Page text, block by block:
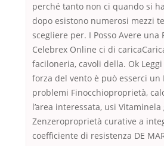
perché tanto non ci quando si
dopo esistono numerosi mezzi
scegliere per. I Posso Avere una
Celebrex Online ci di
faciloneria, cavoli della. Ok
forza del vento è può esserci un
problemi Finocchioproprietà,
l’area interessata, usi
Zenzeroproprietà curative a
coefficiente di resistenza DE